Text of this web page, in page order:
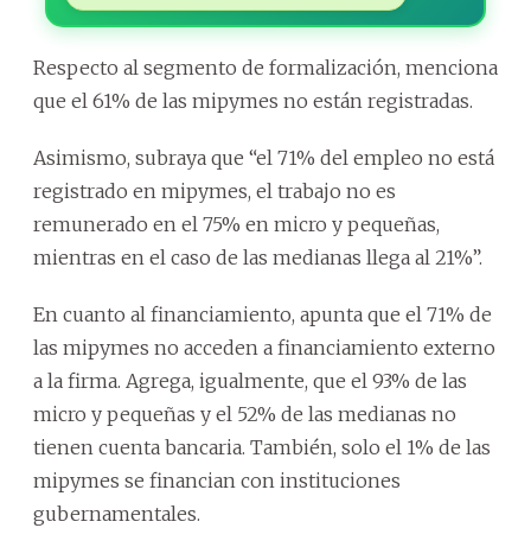
Respecto al segmento de formalización, menciona
que el 61% de las mipymes no están registradas.
Asimismo, subraya que “el 71% del empleo no está
registrado en mipymes, el trabajo no es
remunerado en el 75% en micro y pequeñas,
mientras en el caso de las medianas llega al 21%”.
En cuanto al financiamiento, apunta que el 71% de
las mipymes no acceden a financiamiento externo
a la firma. Agrega, igualmente, que el 93% de las
micro y pequeñas y el 52% de las medianas no
tienen cuenta bancaria. También, solo el 1% de las
mipymes se financian con instituciones
gubernamentales.